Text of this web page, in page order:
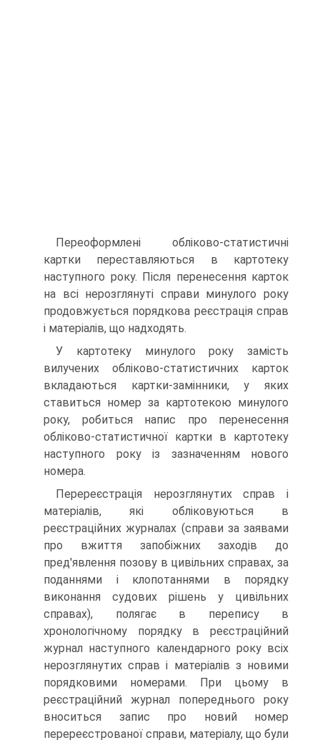
Переоформлені обліково-статистичні
картки переставляються в картотеку
наступного року. Після перенесення карток
на всі нерозглянуті справи минулого року
продовжується порядкова реєстрація справ
і матеріалів, що надходять.
У картотеку минулого року замість
вилучених обліково-статистичних карток
вкладаються картки-замінники, у яких
ставиться номер за картотекою минулого
року, робиться напис про перенесення
обліково-статистичної картки в картотеку
наступного року із зазначенням нового
номера.
Перереєстрація нерозглянутих справ і
матеріалів, які обліковуються в
реєстраційних журналах (справи за заявами
про вжиття запобіжних заходів до
пред'явлення позову в цивільних справах, за
поданнями і клопотаннями в порядку
виконання судових рішень у цивільних
справах), полягає в перепису в
хронологічному порядку в реєстраційний
журнал наступного календарного року всіх
нерозглянутих справ і матеріалів з новими
порядковими номерами. При цьому в
реєстраційний журнал попереднього року
вноситься запис про новий номер
перереєстрованої справи, матеріалу, що були